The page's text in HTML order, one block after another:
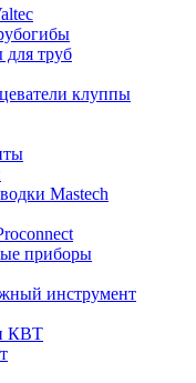
труб
клуппы
Mastech
приборы
инструмент
КВТ